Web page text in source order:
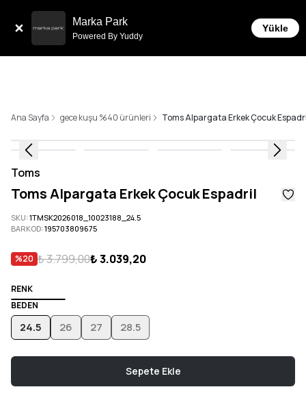
Marka Park
Powered By Yuddy
Yükle
Ana Sayfa gece kuşu %40 ürünleri Toms Alpargata Erkek Çocuk
Toms
Toms Alpargata Erkek Çocuk Espadril
SKU:1TMSK2026018_10023188_24.5
BARKOD:195703809675
%20 ₺ 3.799,00₺ 3.039,20
RENK
BEDEN
24.5 26 27 28.5
Sepete Ekle